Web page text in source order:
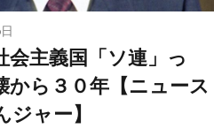
会主義国「ソ連」っ
ら３０年【ニュース
ャー】